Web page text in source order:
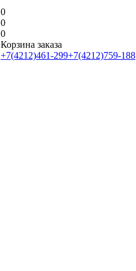
0
0
0
Корзина заказа
+7(4212)461-299+7(4212)759-188